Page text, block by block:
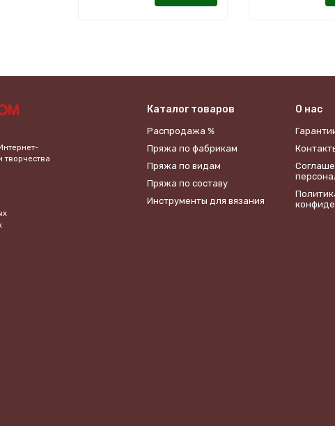
творчества
Каталог товаров
Распродажа %
Пряжа по фабрикам
Пряжа по видам
Пряжа по составу
Инструменты для вязания
О нас